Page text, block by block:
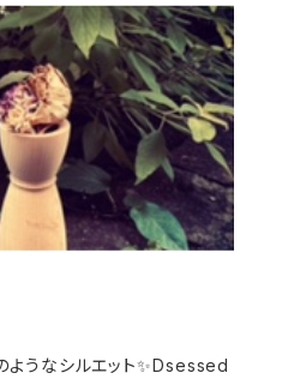
ようなシルエット✨⁡Dsessed